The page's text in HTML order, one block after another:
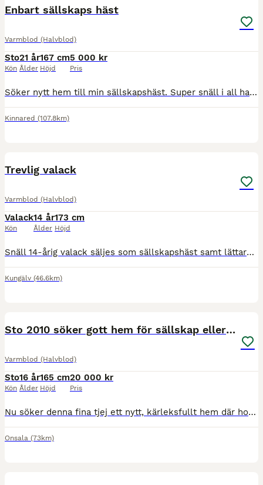
Enbart sällskaps häst
Varmblod (Halvblod)
Sto
Kön
21 år
Ålder
167 cm
Höjd
5 000 kr
Pris
Söker nytt hem till min sällskapshäst. Super snäll i all hantering och med andra hästar . Blir lite stressad av att bli lämnad själv men går bra när man ställer in på box . INTE TILL AVEL ELLER RIDNIN
Kinnared (107.8km)
Trevlig valack
Varmblod (Halvblod)
Valack
Kön
14 år
Ålder
173 cm
Höjd
Snäll 14-årig valack säljes som sällskapshäst samt lättare ridning/promenadhäst. Didde är snäll i all hantering. Han är snäll att rida ut på och gillar att bli tömkörd. Han tycker att det är jobbigt a
Kungälv (46.6km)
Sto 2010 söker gott hem för sällskap eller hobby
Varmblod (Halvblod)
Sto
Kön
16 år
Ålder
165 cm
Höjd
20 000 kr
Pris
Nu söker denna fina tjej ett nytt, kärleksfullt hem där hon får stå i fokus och tas om hand med omtanke. Ziiva är en stoig tjej med mycket personlighet som trivs bäst i en lugn miljö med tydliga ruti
Onsala (73km)